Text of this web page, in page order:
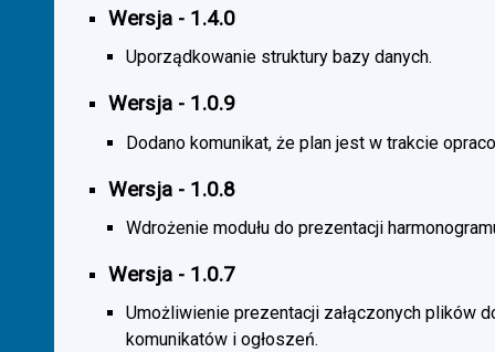
Wersja - 1.4.0
Uporządkowanie struktury bazy danych.
Wersja - 1.0.9
Dodano komunikat, że plan jest w trakcie
Wersja - 1.0.8
Wdrożenie modułu do prezentacji
Wersja - 1.0.7
Umożliwienie prezentacji załączonych plików
komunikatów i ogłoszeń.